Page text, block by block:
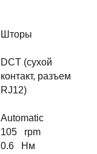
Шторы
DCT (сухой
контакт, разъем
RJ12)
Automatic
105 rpm
0.6 Нм